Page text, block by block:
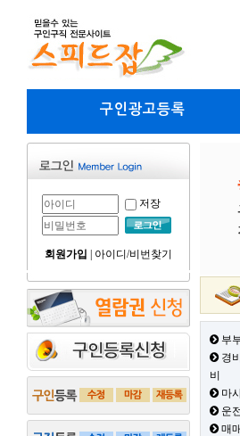
구인광고등록
저장
회원가입 아이디/비번찾기
부
경
비
마
운
매